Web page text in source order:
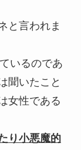
と言われま
いるのであ
聞いたこと
女性である
り小悪魔的